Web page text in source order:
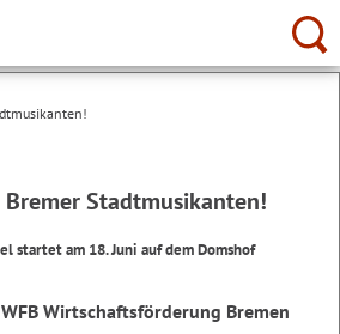
Stadtmusikanten!
startet am 18. Juni auf dem Domshof
Wirtschaftsförderung Bremen